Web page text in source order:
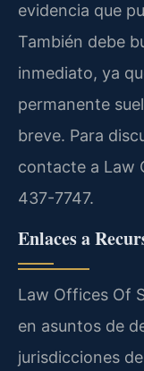
evidencia que
También debe
inmediato, ya
permanente
breve. Para
contacte a Law
437-7747.
Enlaces a
Law Offices Of
en asuntos de
jurisdicciones